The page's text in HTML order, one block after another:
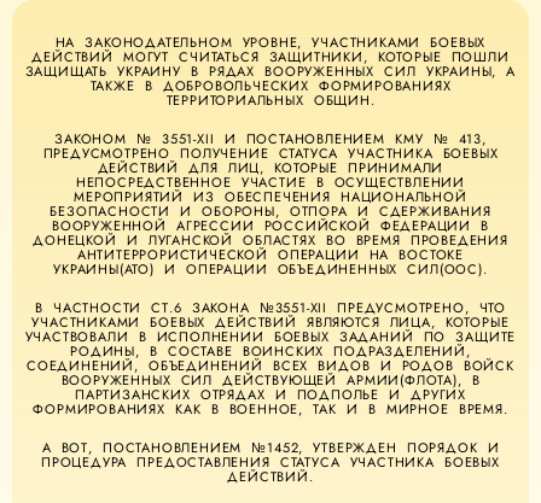
НА ЗАКОНОДАТЕЛЬНОМ УРОВНЕ, УЧАСТНИКАМИ БОЕВЫХ
ДЕЙСТВИЙ МОГУТ СЧИТАТЬСЯ ЗАЩИТНИКИ, КОТОРЫЕ ПОШЛИ
ЗАЩИЩАТЬ УКРАИНУ В РЯДАХ ВООРУЖЕННЫХ СИЛ УКРАИНЫ, А
ТАКЖЕ В ДОБРОВОЛЬЧЕСКИХ ФОРМИРОВАНИЯХ
ТЕРРИТОРИАЛЬНЫХ ОБЩИН.
ЗАКОНОМ № 3551-XII И ПОСТАНОВЛЕНИЕМ КМУ № 413,
ПРЕДУСМОТРЕНО ПОЛУЧЕНИЕ СТАТУСА УЧАСТНИКА БОЕВЫХ
ДЕЙСТВИЙ ДЛЯ ЛИЦ, КОТОРЫЕ ПРИНИМАЛИ
НЕПОСРЕДСТВЕННОЕ УЧАСТИЕ В ОСУЩЕСТВЛЕНИИ
МЕРОПРИЯТИЙ ИЗ ОБЕСПЕЧЕНИЯ НАЦИОНАЛЬНОЙ
БЕЗОПАСНОСТИ И ОБОРОНЫ, ОТПОРА И СДЕРЖИВАНИЯ
ВООРУЖЕННОЙ АГРЕССИИ РОССИЙСКОЙ ФЕДЕРАЦИИ В
ДОНЕЦКОЙ И ЛУГАНСКОЙ ОБЛАСТЯХ ВО ВРЕМЯ ПРОВЕДЕНИЯ
АНТИТЕРРОРИСТИЧЕСКОЙ ОПЕРАЦИИ НА ВОСТОКЕ
УКРАИНЫ(АТО) И ОПЕРАЦИИ ОБЪЕДИНЕННЫХ СИЛ(ООС).
В ЧАСТНОСТИ СТ.6 ЗАКОНА №3551-XII ПРЕДУСМОТРЕНО, ЧТО
УЧАСТНИКАМИ БОЕВЫХ ДЕЙСТВИЙ ЯВЛЯЮТСЯ ЛИЦА, КОТОРЫЕ
УЧАСТВОВАЛИ В ИСПОЛНЕНИИ БОЕВЫХ ЗАДАНИЙ ПО ЗАЩИТЕ
РОДИНЫ, В СОСТАВЕ ВОИНСКИХ ПОДРАЗДЕЛЕНИЙ,
СОЕДИНЕНИЙ, ОБЪЕДИНЕНИЙ ВСЕХ ВИДОВ И РОДОВ ВОЙСК
ВООРУЖЕННЫХ СИЛ ДЕЙСТВУЮЩЕЙ АРМИИ(ФЛОТА), В
ПАРТИЗАНСКИХ ОТРЯДАХ И ПОДПОЛЬЕ И ДРУГИХ
ФОРМИРОВАНИЯХ КАК В ВОЕННОЕ, ТАК И В МИРНОЕ ВРЕМЯ.
А ВОТ, ПОСТАНОВЛЕНИЕМ №1452, УТВЕРЖДЕН ПОРЯДОК И
ПРОЦЕДУРА ПРЕДОСТАВЛЕНИЯ СТАТУСА УЧАСТНИКА БОЕВЫХ
ДЕЙСТВИЙ.